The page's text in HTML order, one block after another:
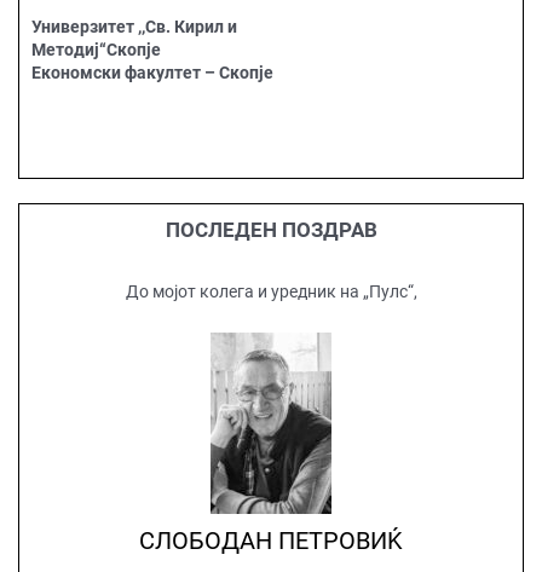
Универзитет ,,Св. Кирил и
Методиј“Скопје
Економски факултет – Скопје
ПОСЛЕДЕН ПОЗДРАВ
До мојот колега и уредник на „Пулс“,
СЛОБОДАН ПЕТРОВИЌ